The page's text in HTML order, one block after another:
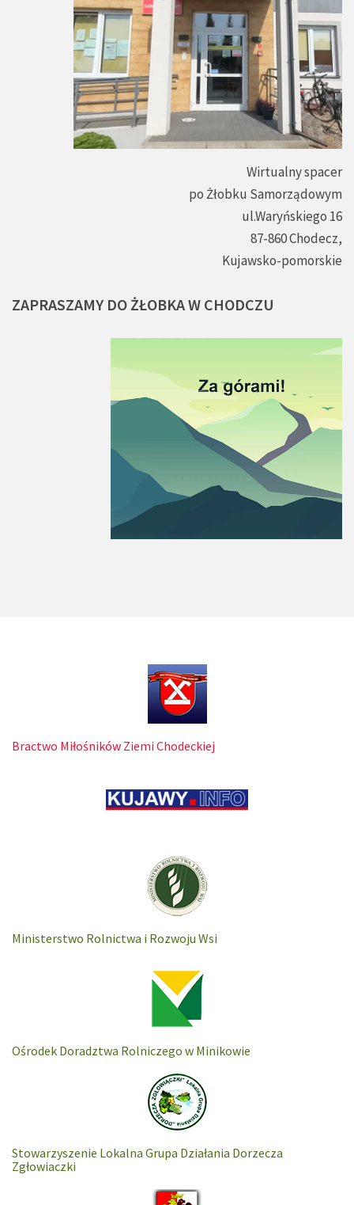
Wirtualny spacer
po Żłobku Samorządowym
ul.Waryńskiego 16
87-860 Chodecz,
Kujawsko-pomorskie
ZAPRASZAMY DOŻŁOBKAW CHODCZU
Bractwo Miłośników Ziemi Chodeckiej
Ministerstwo Rolnictwa i Rozwoju Wsi
Ośrodek Doradztwa Rolniczego w Minikowie
Stowarzyszenie Lokalna Grupa Działania Dorzecza
Zgłowiaczki